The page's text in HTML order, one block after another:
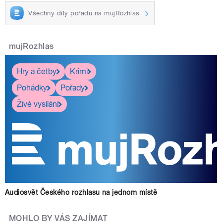
Všechny díly pořadu na mujRozhlas
mujRozhlas
Hry a četby
Krimi
Pohádky
Pořady
Živé vysílání
Audiosvět Českého rozhlasu na jednom místě
MOHLO BY VÁS ZAJÍMAT